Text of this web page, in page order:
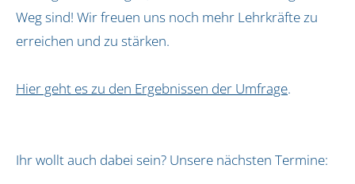
Rhein-Taunus
Schleswig-Holstein
Südholstein
Unser Team
Weg sind! Wir freuen uns noch mehr Lehrkräfte zu
erreichen und zu stärken.
Hier geht es zu den Ergebnissen der Umfrage.
Ihr wollt auch dabei sein? Unsere nächsten Termine: